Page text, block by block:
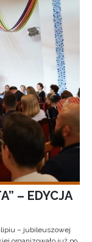
– EDYCJA
– jubileuszowej